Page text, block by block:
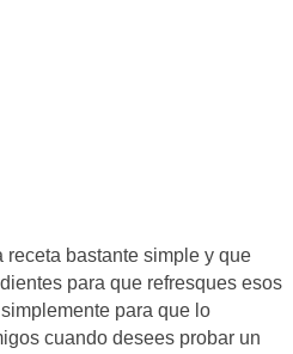
receta bastante simple y que
para que refresques esos
para que lo
cuando desees probar un